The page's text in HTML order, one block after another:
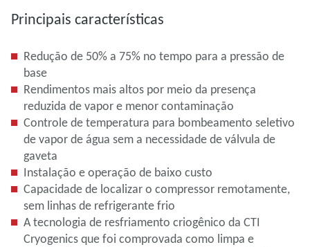
Principais características
Redução de 50% a 75% no tempo para a pressão de
base
Rendimentos mais altos por meio da presença
reduzida de vapor e menor contaminação
Controle de temperatura para bombeamento seletivo
de vapor de água sem a necessidade de válvula de
gaveta
Instalação e operação de baixo custo
Capacidade de localizar o compressor remotamente,
sem linhas de refrigerante frio
A tecnologia de resfriamento criogênico da CTI
Cryogenics que foi comprovada como limpa e